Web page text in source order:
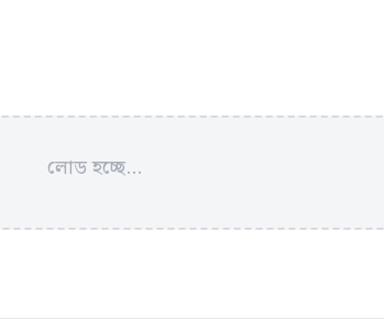
লোড হচ্ছে...